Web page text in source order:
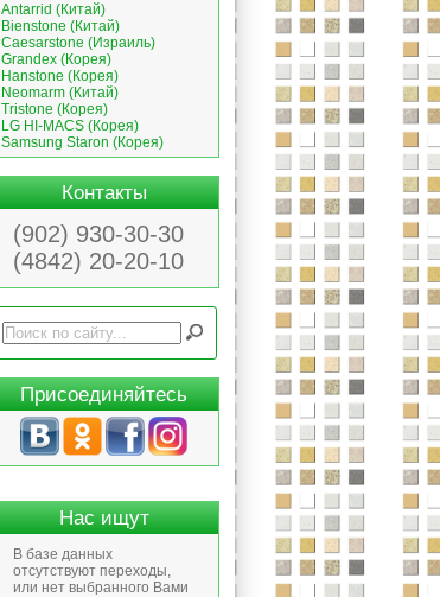
Antarrid (Китай)
Bienstone (Китай)
Caesarstone (Израиль)
Grandex (Корея)
Hanstone (Корея)
Neomarm (Китай)
Tristone (Корея)
LG HI-MACS (Корея)
Samsung Staron (Корея)
Контакты
(902) 930-30-30
(4842) 20-20-10
Присоединяйтесь
Нас ищут
В базе данных
отсутствуют переходы,
или нет выбранного Вами